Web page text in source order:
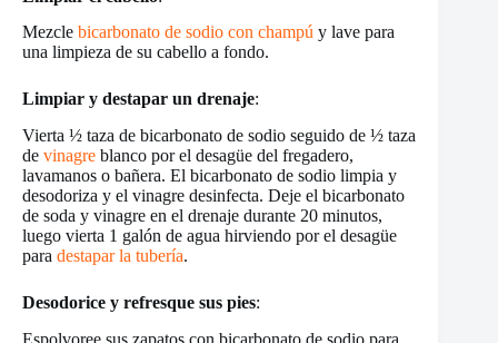
Mezcle bicarbonato de sodio con champú y lave para
una limpieza de su cabello a fondo.
Limpiar y destapar un drenaje:
Vierta ½ taza de bicarbonato de sodio seguido de ½ taza
de vinagre blanco por el desagüe del fregadero,
lavamanos o bañera. El bicarbonato de sodio limpia y
desodoriza y el vinagre desinfecta. Deje el bicarbonato
de soda y vinagre en el drenaje durante 20 minutos,
luego vierta 1 galón de agua hirviendo por el desagüe
para destapar la tubería.
Desodorice y refresque sus pies:
Espolvoree sus zapatos con bicarbonato de sodio para